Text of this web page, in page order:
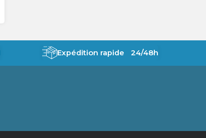
Expédition rapide 24/48h